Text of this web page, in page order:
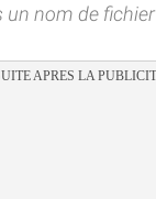
un nom de fichier